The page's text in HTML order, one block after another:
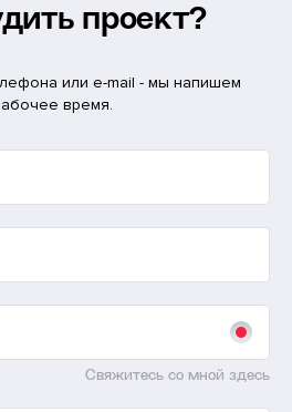
проект?
или e-mail - мы напишем
время.
Свяжитесь со мной здесь